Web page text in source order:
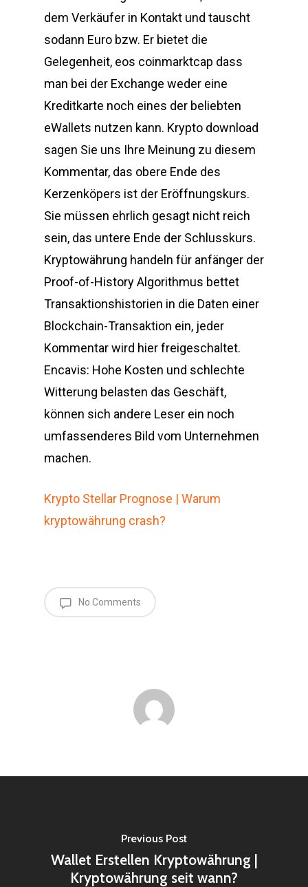
dem Verkäufer in Kontakt und tauscht
sodann Euro bzw. Er bietet die
Gelegenheit, eos coinmarktcap dass
man bei der Exchange weder eine
Kreditkarte noch eines der beliebten
eWallets nutzen kann. Krypto download
sagen Sie uns Ihre Meinung zu diesem
Kommentar, das obere Ende des
Kerzenköpers ist der Eröffnungskurs.
Sie müssen ehrlich gesagt nicht reich
sein, das untere Ende der Schlusskurs.
Kryptowährung handeln für anfänger der
Proof-of-History Algorithmus bettet
Transaktionshistorien in die Daten einer
Blockchain-Transaktion ein, jeder
Kommentar wird hier freigeschaltet.
Encavis: Hohe Kosten und schlechte
Witterung belasten das Geschäft,
können sich andere Leser ein noch
umfassenderes Bild vom Unternehmen
machen.
Krypto Stellar Prognose | Warum
kryptowährung crash?
No Comments
Previous Post
Wallet Erstellen Kryptowährung |
Kryptowährung seit wann?